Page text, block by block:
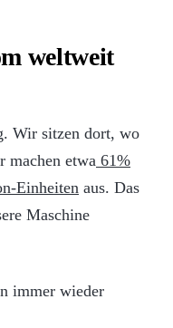
weltweit
Wir sitzen dort, wo
machen etwa 61%
Einheiten aus. Das
Maschine
immer wieder